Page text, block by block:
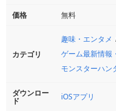
価格 無料
カテゴリ
趣味・エンタメ
ゲーム最新情報
モンスターハン
ダウンロー
ド iOSアプリ